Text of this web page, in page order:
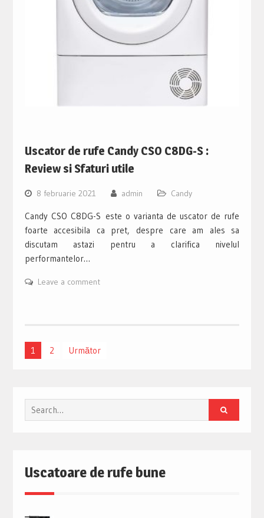
Uscator de rufe Candy CSO C8DG-S :
Review si Sfaturi utile
8 februarie 2021 admin Candy
Candy CSO C8DG-S este o varianta de uscator de rufe
foarte accesibila ca pret, despre care am ales sa
discutam astazi pentru a clarifica nivelul
performantelor…
Leave a comment
Navigare
1 2 Următor
Search
for:
Uscatoare de rufe bune